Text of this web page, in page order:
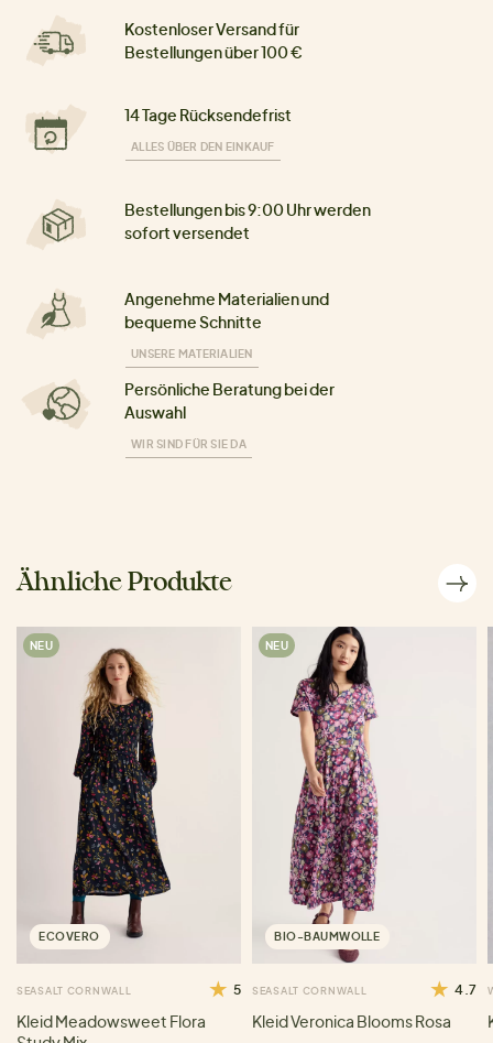
Kostenloser Versand für
Bestellungen über 100 €
14 Tage Rücksendefrist
ALLES ÜBER DEN EINKAUF
Bestellungen bis 9:00 Uhr werden
sofort versendet
Angenehme Materialien und
bequeme Schnitte
UNSERE MATERIALIEN
Persönliche Beratung bei der
Auswahl
WIR SIND FÜR SIE DA
Ähnliche Produkte
NEU
ECOVERO
SEASALT CORNWALL 5
Kleid Meadowsweet Flora
NEU
BIO-BAUMWOLLE
SEASALT CORNWALL 4.7
Kleid Veronica Blooms Rosa